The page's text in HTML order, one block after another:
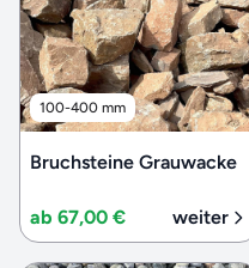
100-400 mm
Bruchsteine Grauwacke
ab 67,00 € weiter